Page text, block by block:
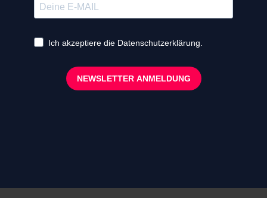
Ich akzeptiere die Datenschutzerklärung.
NEWSLETTER ANMELDUNG